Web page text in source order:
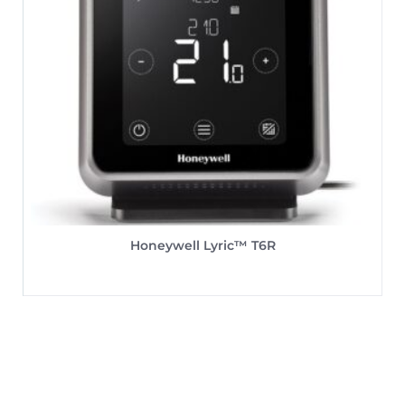
Honeywell Lyric™ T6R